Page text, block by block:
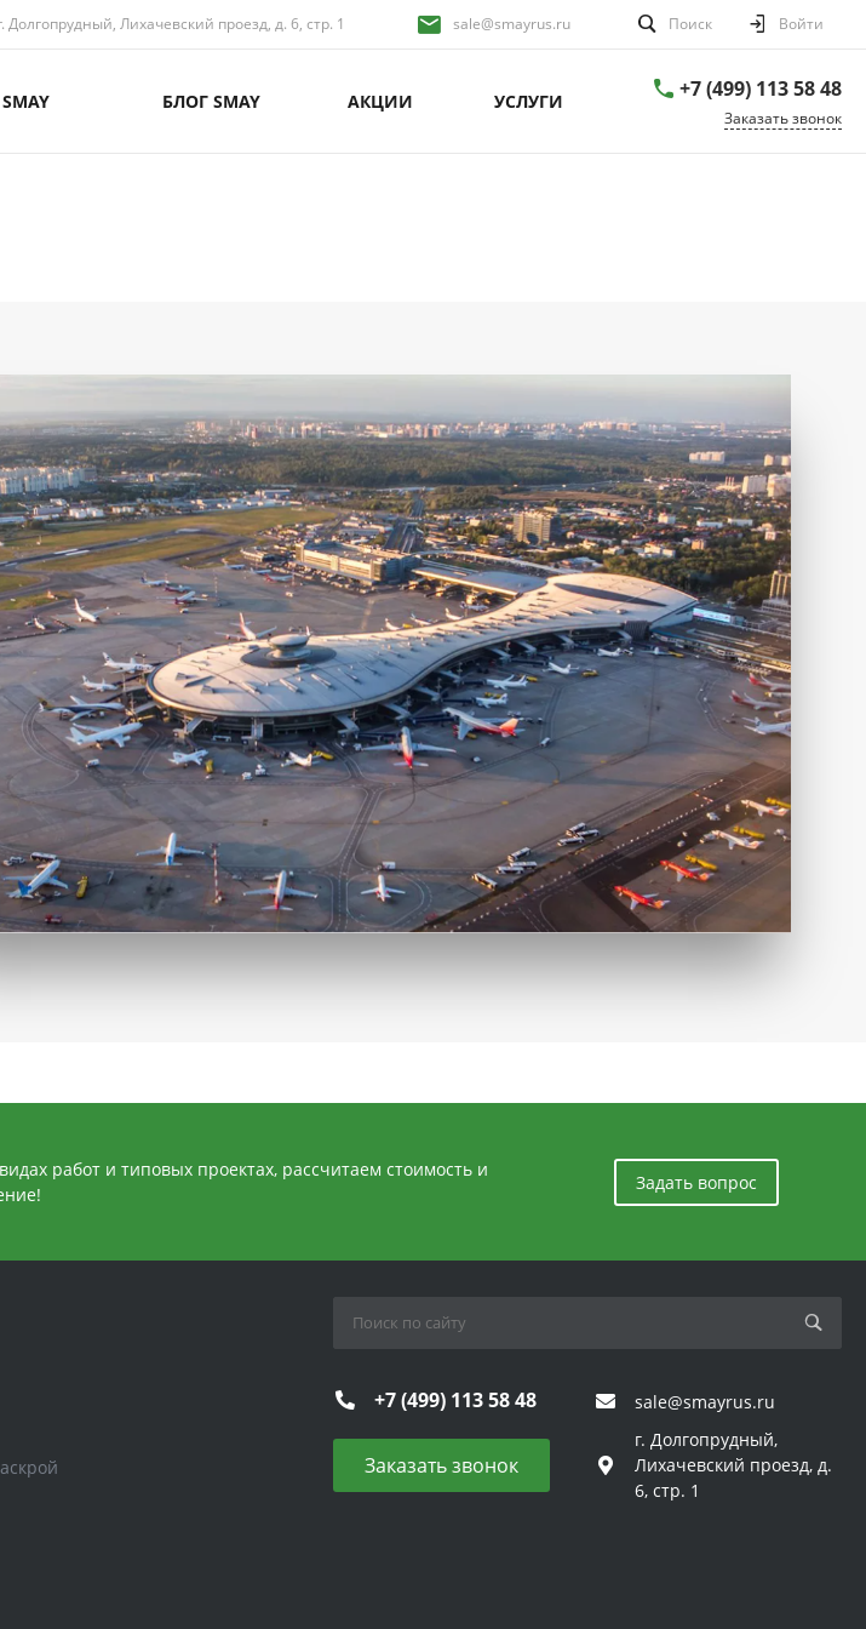
Долгопрудный, Лихачевский проезд, д. 6, стр. 1 sale@smayrus.ru Поиск Войти
БЛОГ SMAY АКЦИИ УСЛУГИ +7 (499) 113 58 48
Заказать звонок
работ и типовых проектах, рассчитаем стоимость и
Задать вопрос
+7 (499) 113 58 48 sale@smayrus.ru
Заказать звонок
г. Долгопрудный,
Лихачевский проезд, д.
6, стр. 1